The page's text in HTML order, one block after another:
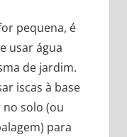
pequena, é
usar água
de jardim.
iscas à base
solo (ou
para